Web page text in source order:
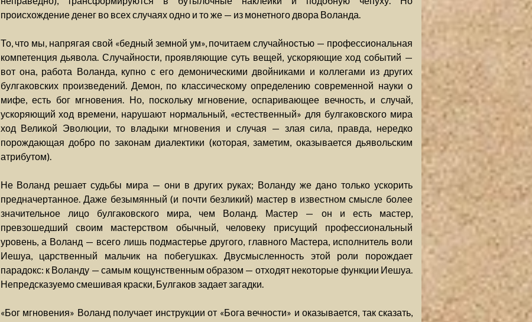
происхождение денег во всех случаях одно и то же — из монетного двора Воланда.
То, что мы, напрягая свой «бедный земной ум», почитаем случайностью — профессиональная
компетенция дьявола. Случайности, проявляющие суть вещей, ускоряющие ход событий —
вот она, работа Воланда, купно с его демоническими двойниками и коллегами из других
булгаковских произведений. Демон, по классическому определению современной науки о
мифе, есть бог мгновения. Но, поскольку мгновение, оспаривающее вечность, и случай,
ускоряющий ход времени, нарушают нормальный, «естественный» для булгаковского мира
ход Великой Эволюции, то владыки мгновения и случая — злая сила, правда, нередко
порождающая добро по законам диалектики (которая, заметим, оказывается дьявольским
атрибутом).
Не Воланд решает судьбы мира — они в других руках; Воланду же дано только ускорить
предначертанное. Даже безымянный (и почти безликий) мастер в известном смысле более
значительное лицо булгаковского мира, чем Воланд. Мастер — он и есть мастер,
превзошедший своим мастерством обычный, человеку присущий профессиональный
уровень, а Воланд — всего лишь подмастерье другого, главного Мастера, исполнитель воли
Иешуа, царственный мальчик на побегушках. Двусмысленность этой роли порождает
парадокс: к Воланду — самым кощунственным образом — отходят некоторые функции Иешуа.
Непредсказуемо смешивая краски, Булгаков задает загадки.
«Бог мгновения» Воланд получает инструкции от «Бога вечности» и оказывается, так сказать,